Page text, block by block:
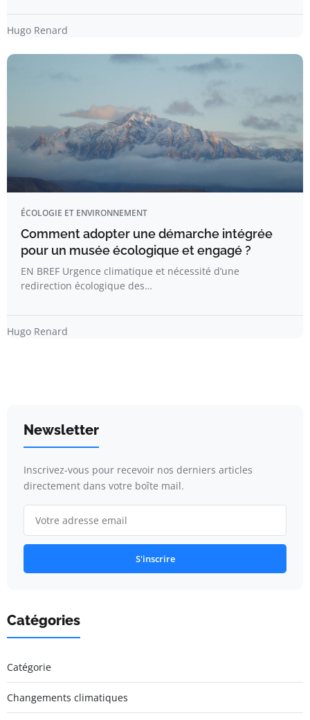
Hugo Renard
ÉCOLOGIE ET ENVIRONNEMENT
Comment adopter une démarche intégrée
pour un musée écologique et engagé ?
EN BREF Urgence climatique et nécessité d’une
redirection écologique des…
Hugo Renard
Newsletter
Inscrivez-vous pour recevoir nos derniers articles
directement dans votre boîte mail.
S'inscrire
Catégories
Catégorie
Changements climatiques